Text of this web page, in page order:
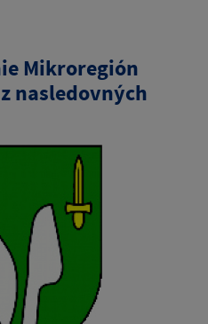
Mikroregión
nasledovných